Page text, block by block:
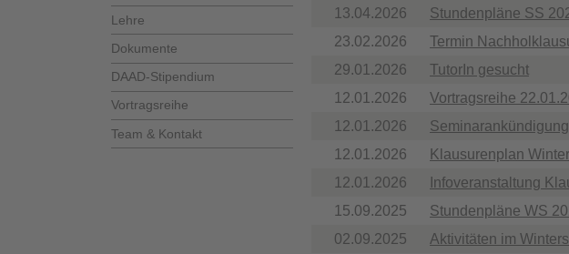
Lehre
Dokumente
DAAD-Stipendium
Vortragsreihe
Team & Kontakt
13.04.2026
Stundenpläne SS
23.02.2026
Termin
29.01.2026
TutorIn gesucht
12.01.2026
Vortragsreihe
12.01.2026
12.01.2026
Klausurenplan
12.01.2026
Infoveranstaltung
15.09.2025
Stundenpläne WS
02.09.2025
Aktivitäten im